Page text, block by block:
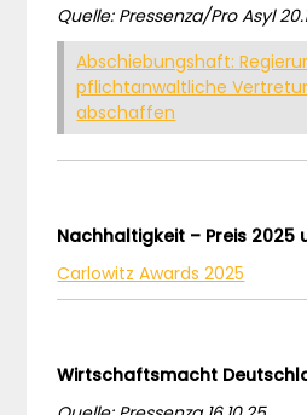
Quelle: Pressenza/Pro Asyl
Abschiebungshaft:
pflichtanwaltliche
abschaffen
Nachhaltigkeit – Preis 2025
Carlowitz Awards 2025
Wirtschaftsmacht